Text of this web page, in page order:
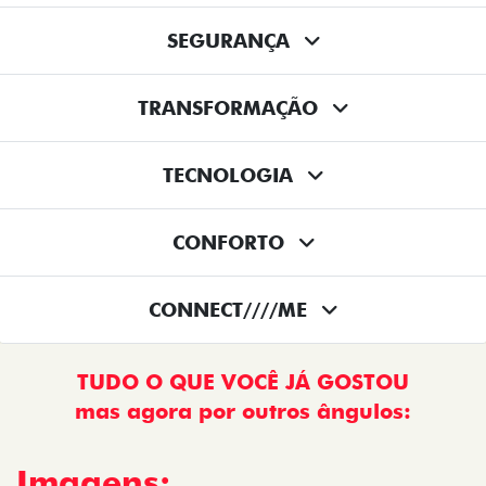
SEGURANÇA
TRANSFORMAÇÃO
TECNOLOGIA
CONFORTO
CONNECT////ME
TUDO O QUE VOCÊ JÁ GOSTOU
mas agora por outros ângulos: